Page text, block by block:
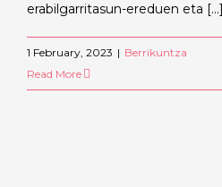
erabilgarritasun-ereduen eta [...]
1 February, 2023 | Berrikuntza
Read More